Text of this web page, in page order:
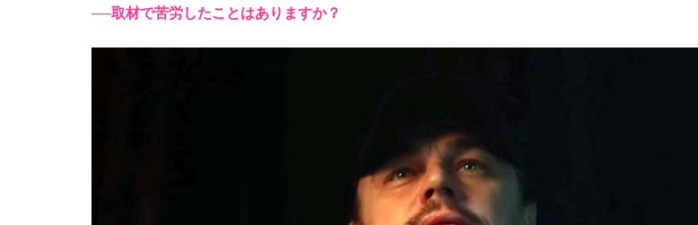
──取材で苦労したことはありますか？